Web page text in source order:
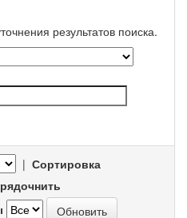
результатов поиска.
| Сортировка